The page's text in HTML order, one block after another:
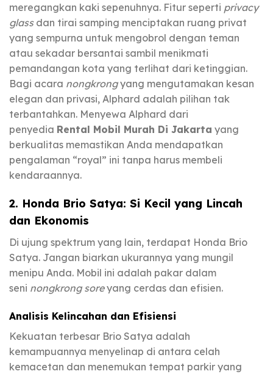
meregangkan kaki sepenuhnya. Fitur seperti privacy
glassdan tirai samping menciptakan ruang privat
yang sempurna untuk mengobrol dengan teman
atau sekadar bersantai sambil menikmati
pemandangan kota yang terlihat dari ketinggian.
Bagi acara nongkrongyang mengutamakan kesan
elegan dan privasi, Alphard adalah pilihan tak
terbantahkan. Menyewa Alphard dari
penyedia Rental Mobil Murah Di Jakarta yang
berkualitas memastikan Anda mendapatkan
pengalaman “royal” ini tanpa harus membeli
kendaraannya.
2. Honda Brio Satya: Si Kecil yang Lincah
dan Ekonomis
Di ujung spektrum yang lain, terdapat Honda Brio
Satya. Jangan biarkan ukurannya yang mungil
menipu Anda. Mobil ini adalah pakar dalam
seni nongkrong soreyang cerdas dan efisien.
Analisis Kelincahan dan Efisiensi
Kekuatan terbesar Brio Satya adalah
kemampuannya menyelinap di antara celah
kemacetan dan menemukan tempat parkir yang